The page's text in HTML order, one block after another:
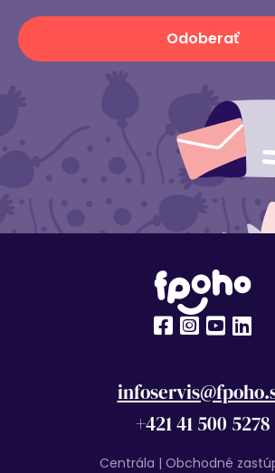
Odoberať
+421 41 500 5278
Centrála | Obchodné